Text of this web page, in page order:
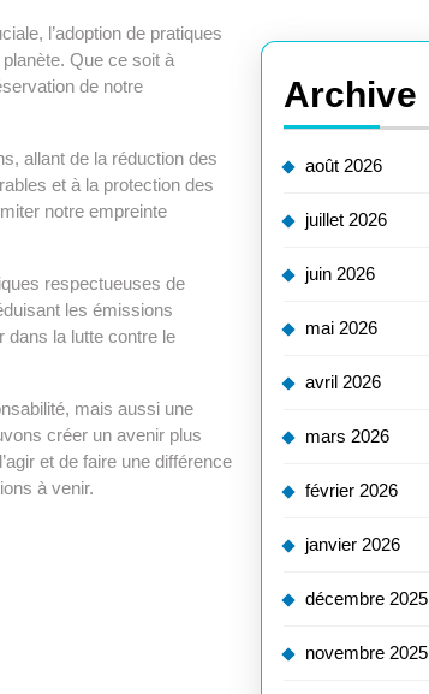
l’adoption de pratiques
Que ce soit à
de notre
allant de la réduction des
et à la protection des
notre empreinte
respectueuses de
les émissions
dans la lutte contre le
mais aussi une
créer un avenir plus
et de faire une différence
à venir.
Archive
août 2026
juillet 2026
juin 2026
mai 2026
avril 2026
mars 2026
février 2026
janvier 2026
décembre 2025
novembre 2025